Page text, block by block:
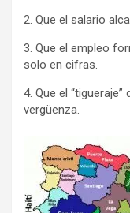
2. Que el salario
3. Que el empleo
solo en cifras.
4. Que el
vergüenza.